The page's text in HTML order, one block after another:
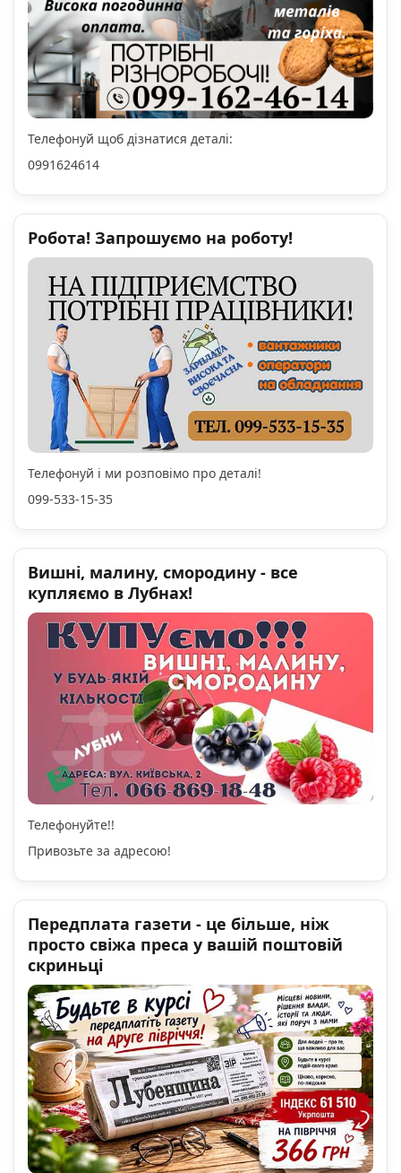
Телефонуй щоб дізнатися деталі:
0991624614
Робота! Запрошуємо на роботу!
Телефонуй і ми розповімо про деталі!
099-533-15-35
Вишні, малину, смородину - все
купляємо в Лубнах!
Телефонуйте!!
Привозьте за адресою!
Передплата газети - це більше, ніж
просто свіжа преса у вашій поштовій
скриньці